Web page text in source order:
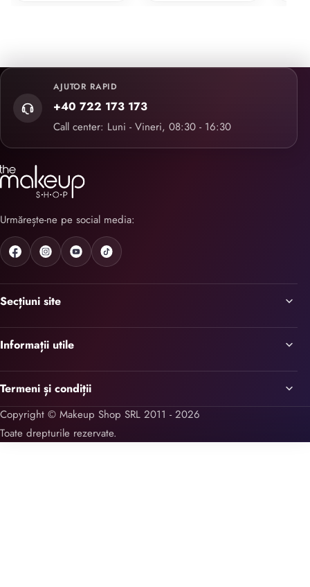
AJUTOR RAPID
+40 722 173 173
Call center: Luni - Vineri, 08:30 - 16:30
Urmărește-ne pe social media:
Secțiuni site
Informații utile
Termeni și condiții
Copyright © Makeup Shop SRL 2011 - 2026
Toate drepturile rezervate.